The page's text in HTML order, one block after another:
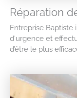
Réparation
Entreprise
d'urgence et
d’être le plus